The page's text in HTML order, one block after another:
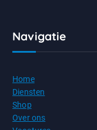
Navigatie
Home
Diensten
Shop
Over ons